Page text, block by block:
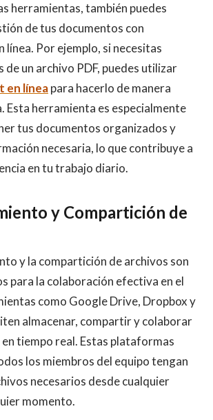
herramientas, también puedes
de tus documentos con
línea. Por ejemplo, si necesitas
de un archivo PDF, puedes utilizar
en líneapara hacerlo de manera
Esta herramienta es especialmente
tus documentos organizados y
necesaria, lo que contribuye a
en tu trabajo diario.
y Compartición de
y la compartición de archivos son
para la colaboración efectiva en el
como Google Drive, Dropbox y
almacenar, compartir y colaborar
tiempo real. Estas plataformas
los miembros del equipo tengan
necesarios desde cualquier
momento.